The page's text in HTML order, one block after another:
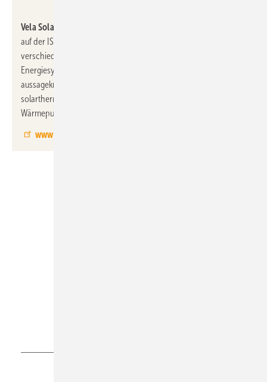
Vela Solaris, 5.1-A63:
auf der ISH. Polysun bietet Architekten, Ingenieuren und Planern
verschiedene Möglichkeiten bei der Planung von modernen
Energiesystemen. Marktübliche Technologien können
aussagekräftig dargestellt und simuliert werden – von
solarthermischen Kollektoren über PV-Module und
Wärmepumpen bis hin zu Eisspeichern u.v.m.
www.velasolaris.de